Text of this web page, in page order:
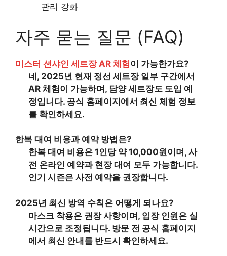
관리 강화
자주 묻는 질문 (FAQ)
미스터 션샤인 세트장 AR 체험이 가능한가요?
네, 2025년 현재 정선 세트장 일부 구간에서
AR 체험이 가능하며, 담양 세트장도 도입 예
정입니다. 공식 홈페이지에서 최신 체험 정보
를 확인하세요.
한복 대여 비용과 예약 방법은?
한복 대여 비용은 1인당 약 10,000원이며, 사
전 온라인 예약과 현장 대여 모두 가능합니다.
인기 시즌은 사전 예약을 권장합니다.
2025년 최신 방역 수칙은 어떻게 되나요?
마스크 착용은 권장 사항이며, 입장 인원은 실
시간으로 조정됩니다. 방문 전 공식 홈페이지
에서 최신 안내를 반드시 확인하세요.